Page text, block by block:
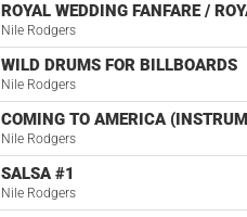
ROYAL WEDDING FANFARE /
Nile Rodgers
WILD DRUMS FOR BILLBOARDS
Nile Rodgers
COMING TO AMERICA
Nile Rodgers
SALSA #1
Nile Rodgers